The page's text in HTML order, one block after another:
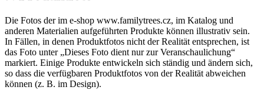
Die Fotos der im e-shop www.familytrees.cz, im Katalog und
anderen Materialien aufgeführten Produkte können illustrativ sein.
In Fällen, in denen Produktfotos nicht der Realität entsprechen, ist
das Foto unter „Dieses Foto dient nur zur Veranschaulichung“
markiert. Einige Produkte entwickeln sich ständig und ändern sich,
so dass die verfügbaren Produktfotos von der Realität abweichen
können (z. B. im Design).